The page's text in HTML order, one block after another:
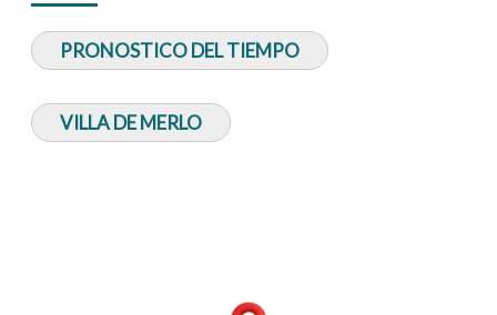
PRONOSTICO DEL TIEMPO
VILLA DE MERLO